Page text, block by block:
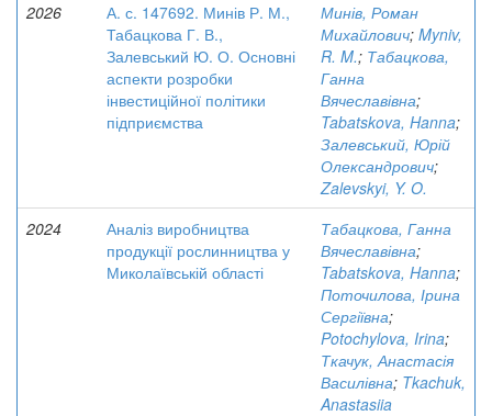
2026
А. с. 147692. Минів Р. М.,
Табацкова Г. В.,
Залевський Ю. О. Основні
аспекти розробки
інвестиційної політики
підприємства
Минів, Роман
Михайлович; Myniv,
R. M.; Табацкова,
Ганна
Вячеславівна;
Tabatskova, Hanna;
Залевський, Юрій
Олександрович;
Zalevskyi, Y. O.
2024
Аналіз виробництва
продукції рослинництва у
Миколаївській області
Табацкова, Ганна
Вячеславівна;
Tabatskova, Hanna;
Поточилова, Ірина
Сергіївна;
Potochylova, Irina;
Ткачук, Анастасія
Василівна; Tkachuk,
Anastasiia